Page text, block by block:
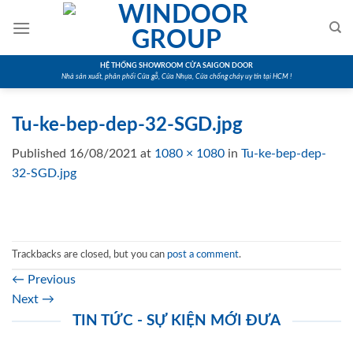
HỆ THỐNG SHOWROOM CỬA SAIGON DOOR
Nhà sản xuất, phân phối Cửa gỗ, Cửa Nhựa, Cửa chống cháy uy tín tại HCM !
Tu-ke-bep-dep-32-SGD.jpg
Published 16/08/2021 at 1080 × 1080 in Tu-ke-bep-dep-
32-SGD.jpg
Trackbacks are closed, but you can post a comment.
← Previous
Next →
TIN TỨC - SỰ KIỆN MỚI ĐƯA